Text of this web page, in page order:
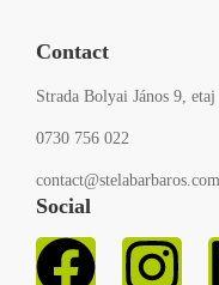
Contact
Strada Bolyai János 9,
0730 756 022
contact@stelabarbaros.com
Social